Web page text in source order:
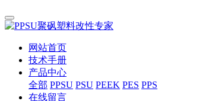
网站首页
技术手册
产品中心
全部 PPSU PSU PEEK PES PPS
在线留言